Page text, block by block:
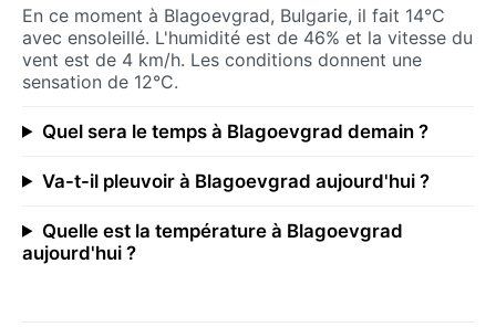
En ce moment à Blagoevgrad, Bulgarie, il fait 14°C
avec ensoleillé. L'humidité est de 46% et la vitesse du
vent est de 4 km/h. Les conditions donnent une
sensation de 12°C.
Quel sera le temps à Blagoevgrad demain ?
Va-t-il pleuvoir à Blagoevgrad aujourd'hui ?
Quelle est la température à Blagoevgrad
aujourd'hui ?